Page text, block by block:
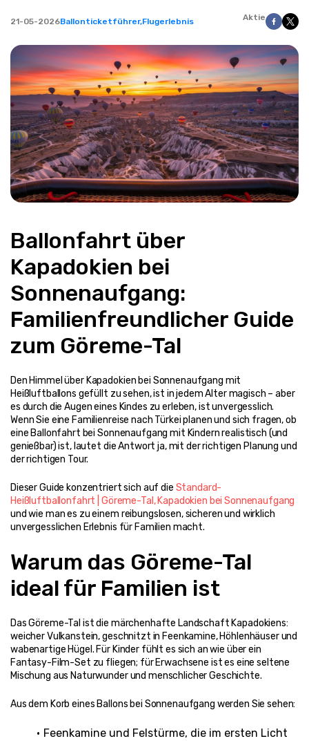
21-05-2026Ballonticketführer,Flugerlebnis Aktie
Ballonfahrt über
Kapadokien bei
Sonnenaufgang:
Familienfreundlicher Guide
zum Göreme-Tal
Den Himmel über Kapadokien bei Sonnenaufgang mit
Heißluftballons gefüllt zu sehen, ist in jedem Alter magisch – aber
es durch die Augen eines Kindes zu erleben, ist unvergesslich.
Wenn Sie eine Familienreise nach Türkei planen und sich fragen, ob
eine Ballonfahrt bei Sonnenaufgang mit Kindern realistisch (und
genießbar) ist, lautet die Antwort ja, mit der richtigen Planung und
der richtigen Tour.
Dieser Guide konzentriert sich auf die Standard-
Heißluftballonfahrt | Göreme-Tal, Kapadokien bei Sonnenaufgang
und wie man es zu einem reibungslosen, sicheren und wirklich
unvergesslichen Erlebnis für Familien macht.
Warum das Göreme-Tal
ideal für Familien ist
Das Göreme-Tal ist die märchenhafte Landschaft Kapadokiens:
weicher Vulkanstein, geschnitzt in Feenkamine, Höhlenhäuser und
wabenartige Hügel. Für Kinder fühlt es sich an wie über ein
Fantasy-Film-Set zu fliegen; für Erwachsene ist es eine seltene
Mischung aus Naturwunder und menschlicher Geschichte.
Aus dem Korb eines Ballons bei Sonnenaufgang werden Sie sehen:
Feenkamine und Felstürme, die im ersten Licht